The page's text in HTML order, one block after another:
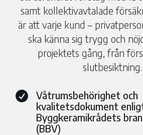
samt kollektivavtalade
är att varje kund –
ska känna sig trygg och
projektets gång, från
slutbesiktning.

Våtrumsbehörighet och
kvalitetsdokument
Byggkeramikrådets
(BBV)